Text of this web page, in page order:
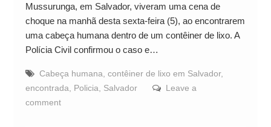
Mussurunga, em Salvador, viveram uma cena de
choque na manhã desta sexta-feira (5), ao encontrarem
uma cabeça humana dentro de um contêiner de lixo. A
Polícia Civil confirmou o caso e…
Cabeça humana contêiner de lixo em Salvador,
encontrada
Policia Salvador
Leave a
comment